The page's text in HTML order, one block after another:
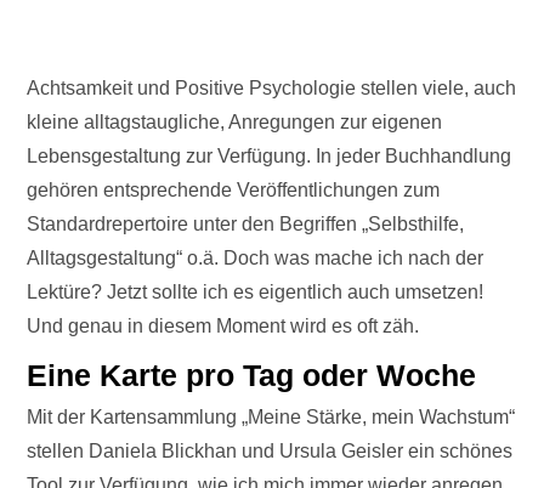
Achtsamkeit und Positive Psychologie stellen viele, auch
kleine alltagstaugliche, Anregungen zur eigenen
Lebensgestaltung zur Verfügung. In jeder Buchhandlung
gehören entsprechende Veröffentlichungen zum
Standardrepertoire unter den Begriffen „Selbsthilfe,
Alltagsgestaltung“ o.ä. Doch was mache ich nach der
Lektüre? Jetzt sollte ich es eigentlich auch umsetzen!
Und genau in diesem Moment wird es oft zäh.
Eine Karte pro Tag oder Woche
Mit der Kartensammlung „Meine Stärke, mein Wachstum“
stellen Daniela Blickhan und Ursula Geisler ein schönes